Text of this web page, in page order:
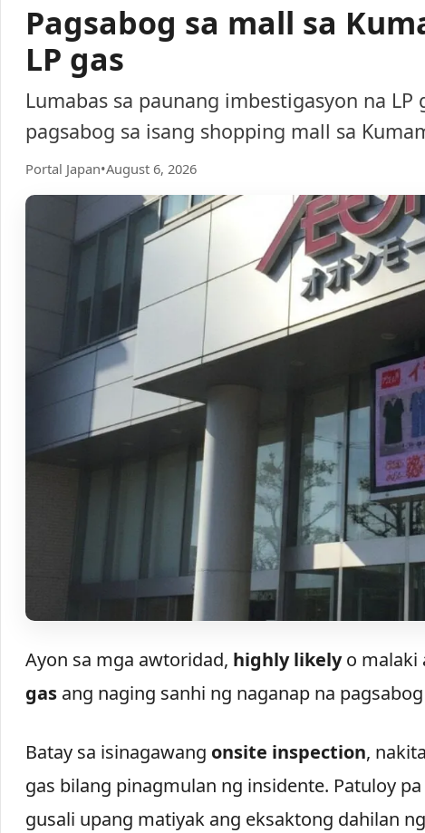
Pagsabog sa mall sa
LP gas
Lumabas sa paunang imbestigasyon na
pagsabog sa isang shopping mall sa
Portal Japan•August 6, 2026
Ayon sa mga awtoridad, highly likelyo malaki
gasang naging sanhi ng naganap na
Batay sa isinagawang onsite inspection,
gas bilang pinagmulan ng insidente. Patuloy
gusali upang matiyak ang eksaktong dahilan